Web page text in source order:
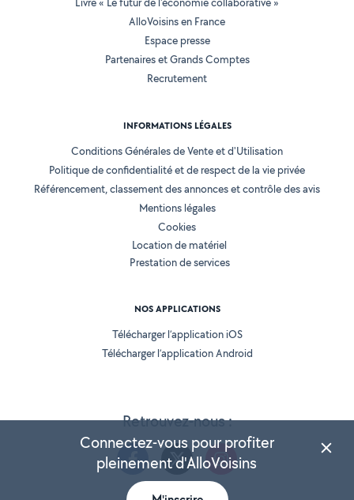
Retrouvez-nous :
AlloVoisins en France
Espace presse
Partenaires et Grands Comptes
Recrutement
INFORMATIONS LÉGALES
Conditions Générales de Vente et d'Utilisation
Politique de confidentialité et de respect de la vie privée
Référencement, classement des annonces et contrôle des avis
Mentions légales
Cookies
Location de matériel
Prestation de services
NOS APPLICATIONS
Télécharger l’application iOS
Télécharger l’application Android
Connectez-vous pour profiter
pleinement d'AlloVoisins